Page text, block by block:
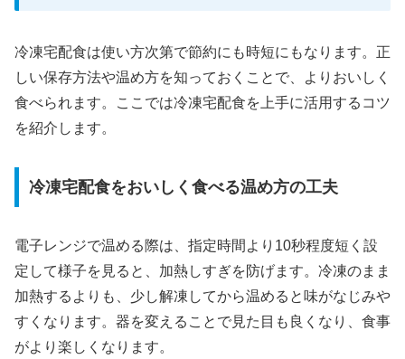
冷凍宅配食は使い方次第で節約にも時短にもなります。正
しい保存方法や温め方を知っておくことで、よりおいしく
食べられます。ここでは冷凍宅配食を上手に活用するコツ
を紹介します。
冷凍宅配食をおいしく食べる温め方の工夫
電子レンジで温める際は、指定時間より10秒程度短く設
定して様子を見ると、加熱しすぎを防げます。冷凍のまま
加熱するよりも、少し解凍してから温めると味がなじみや
すくなります。器を変えることで見た目も良くなり、食事
がより楽しくなります。